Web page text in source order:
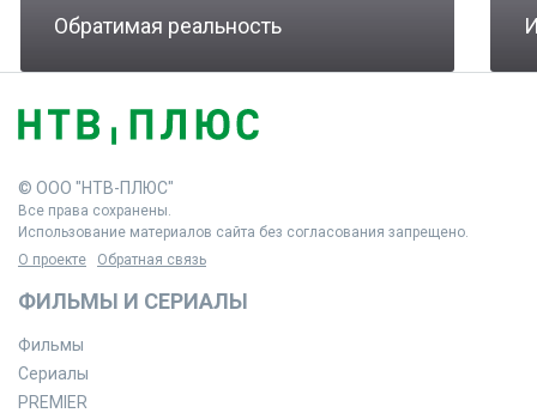
Обратимая реальность
© ООО "НТВ-ПЛЮС"
Все права сохранены.
Использование материалов сайта без согласования запрещено.
О проекте
Обратная связь
ФИЛЬМЫ И СЕРИАЛЫ
Фильмы
Сериалы
PREMIER